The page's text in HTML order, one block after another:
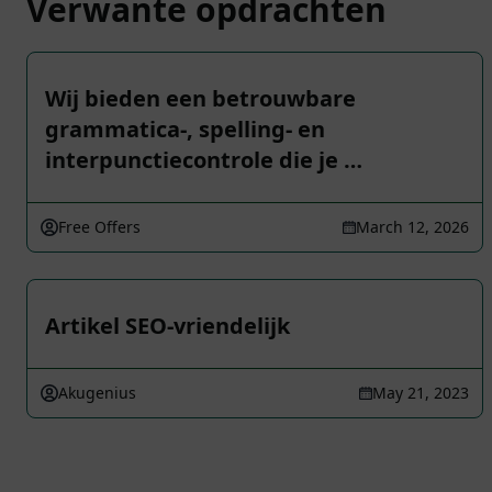
Verwante opdrachten
Wij bieden een betrouwbare
grammatica-, spelling- en
interpunctiecontrole die je …
Free Offers March 12, 2026
Artikel SEO-vriendelijk
Akugenius May 21, 2023